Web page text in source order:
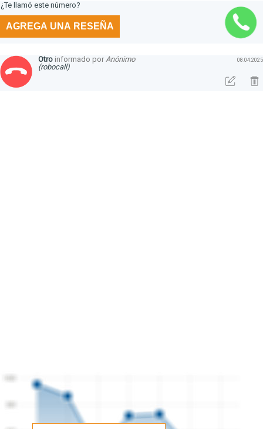
¿Te llamó este número?
AGREGA UNA RESEÑA
08.04.2025
Otro informado por Anónimo
(robocall)